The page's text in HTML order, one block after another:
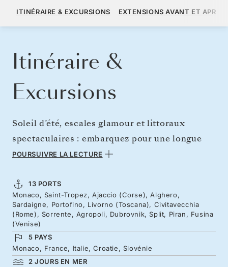
À PARTIR DE 9 800 $US
ITINÉRAIRE & EXCURSIONS EXTENSIONS AVANT ET APRÈS
Itinéraire &
Excursions
Soleil d’été, escales glamour et littoraux
spectaculaires : embarquez pour une longue
croisière en Méditerranée. Entre Monte-Carlo
cette mer légendaire, des îles où naquirent les
empereurs à la cuisine raffinée du nord de
l’Italie, en passant par l’héritage romain et les
saveurs des agrumes du sud. Voyagez à travers
l’Adriatique, où les empires ont laissé derrière
eux des chefs-d’œuvre à l’épreuve du temps.
POURSUIVRE LA LECTURE
13 PORTS
Monaco, Saint-Tropez, Ajaccio (Corse), Alghero,
Sardaigne, Portofino, Livorno (Toscana), Civitavecchia
(Rome), Sorrente, Agropoli, Dubrovnik, Split, Piran, Fusina
(Venise)
5 PAYS
Monaco, France, Italie, Croatie, Slovénie
2 JOURS EN MER